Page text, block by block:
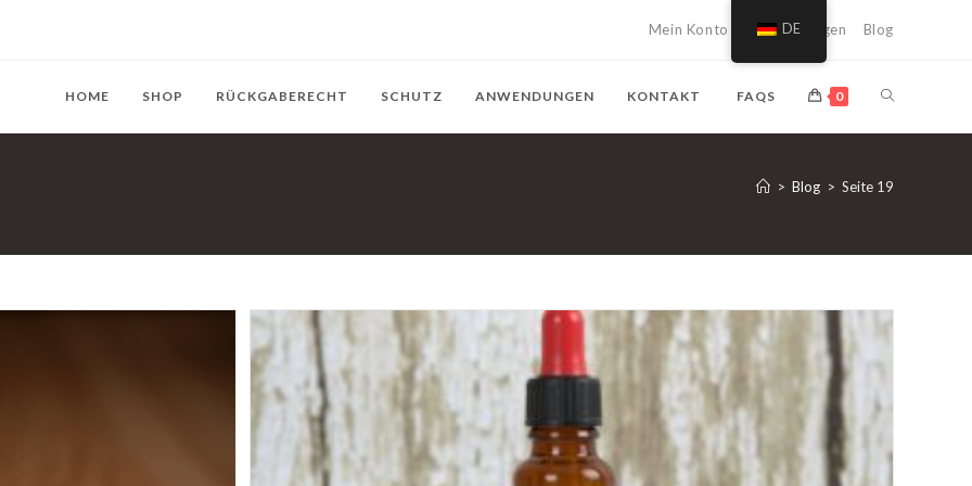
Mein Konto Einkaufswagen Blog
HOME SHOP RÜCKGABERECHT SCHUTZ ANWENDUNGEN KONTAKT FAQS 0 SUCHE
WEBSITE
> Blog > Seite 19
DE